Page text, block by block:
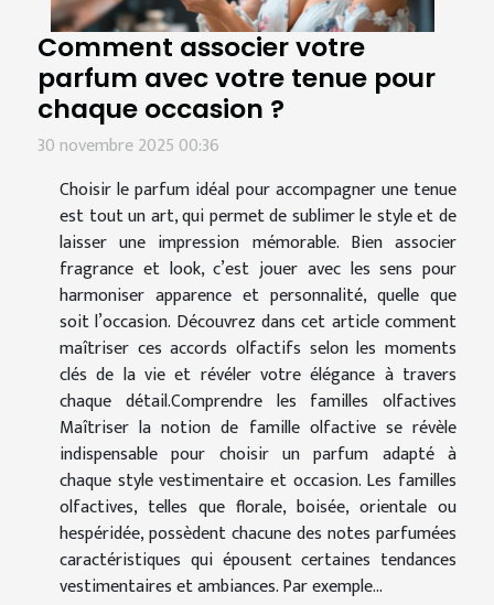
Comment associer votre
parfum avec votre tenue pour
chaque occasion ?
30 novembre 2025 00:36
Choisir le parfum idéal pour accompagner une tenue
est tout un art, qui permet de sublimer le style et de
laisser une impression mémorable. Bien associer
fragrance et look, c’est jouer avec les sens pour
harmoniser apparence et personnalité, quelle que
soit l’occasion. Découvrez dans cet article comment
maîtriser ces accords olfactifs selon les moments
clés de la vie et révéler votre élégance à travers
chaque détail.Comprendre les familles olfactives
Maîtriser la notion de famille olfactive se révèle
indispensable pour choisir un parfum adapté à
chaque style vestimentaire et occasion. Les familles
olfactives, telles que florale, boisée, orientale ou
hespéridée, possèdent chacune des notes parfumées
caractéristiques qui épousent certaines tendances
vestimentaires et ambiances. Par exemple...